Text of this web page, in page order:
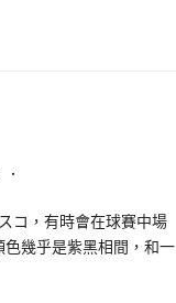
コ，有時會在球賽中場
幾乎是紫黑相間，和一